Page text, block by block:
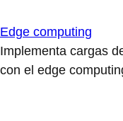
Edge computing
Implementa cargas
con el edge